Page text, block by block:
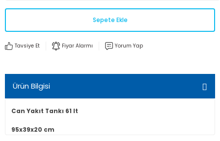
Sepete Ekle
Tavsiye Et Fiyar Alarmı Yorum Yap
Ürün Bilgisi
Can Yakıt Tankı 61 lt
95x39x20 cm